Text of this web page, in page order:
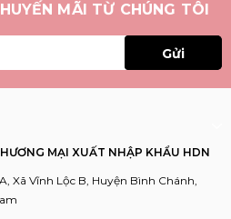
MÃI TỪ CHÚNG TÔI
Gửi
MẠI XUẤT NHẬP KHẨU HDN
Xã Vĩnh Lộc B, Huyện Bình Chánh,